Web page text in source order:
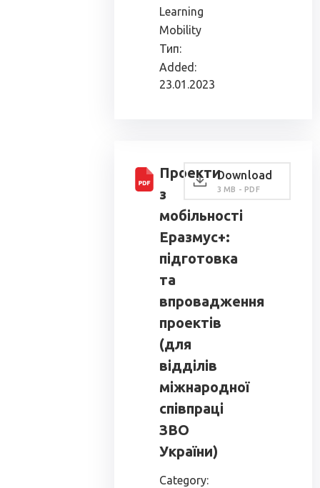
Learning
Mobility
Тип:
Added:
23.01.2023
Проекти
з
мобільності
Еразмус+:
підготовка
та
впровадження
проектів
(для
відділів
міжнародної
співпраці
ЗВО
України)
Category:
Download
3 MB - PDF